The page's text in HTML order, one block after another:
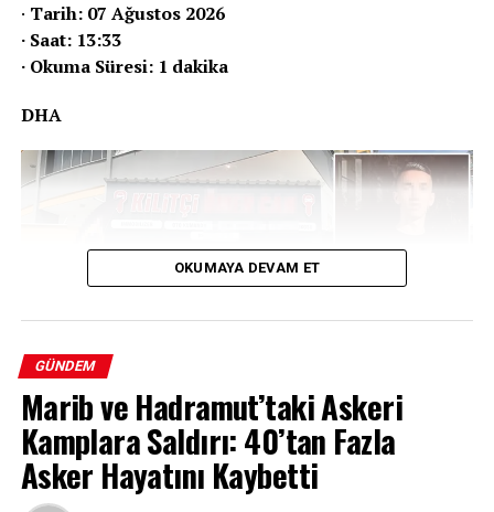
· Tarih: 07 Ağustos 2026
· Saat: 13:33
· Okuma Süresi: 1 dakika
DHA
Adana’nın Seyhan ilçesinde sıradan bir sabah, bir oto
kilit tamir atölyesinde işbaşı yapmak isteyen çalışanları
beklenmedik bir manzara karşıladı. Kepengi açıp içeri
OKUMAYA DEVAM ET
GÜNDEM
Marib ve Hadramut’taki Askeri
Kamplara Saldırı: 40’tan Fazla
Asker Hayatını Kaybetti